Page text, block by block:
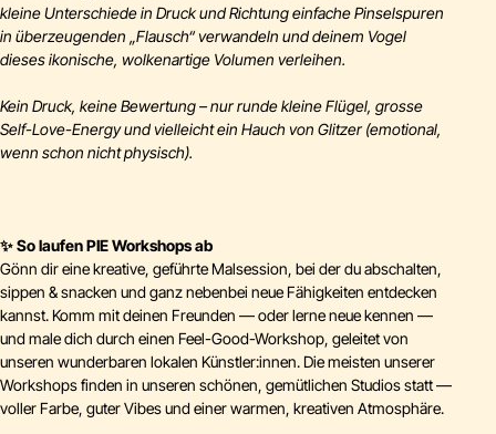
kleine Unterschiede in Druck und Richtung einfache Pinselspuren
in überzeugenden „Flausch“ verwandeln und deinem Vogel
dieses ikonische, wolkenartige Volumen verleihen.
Kein Druck, keine Bewertung – nur runde kleine Flügel, grosse
Self-Love-Energy und vielleicht ein Hauch von Glitzer (emotional,
wenn schon nicht physisch).
✨So laufen PIE Workshops ab
Gönn dir eine kreative, geführte Malsession, bei der du abschalten,
sippen & snacken und ganz nebenbei neue Fähigkeiten entdecken
kannst. Komm mit deinen Freunden — oder lerne neue kennen —
und male dich durch einen Feel-Good-Workshop, geleitet von
unseren wunderbaren lokalen Künstler:innen. Die meisten unserer
Workshops finden in unseren schönen, gemütlichen Studios statt —
voller Farbe, guter Vibes und einer warmen, kreativen Atmosphäre.